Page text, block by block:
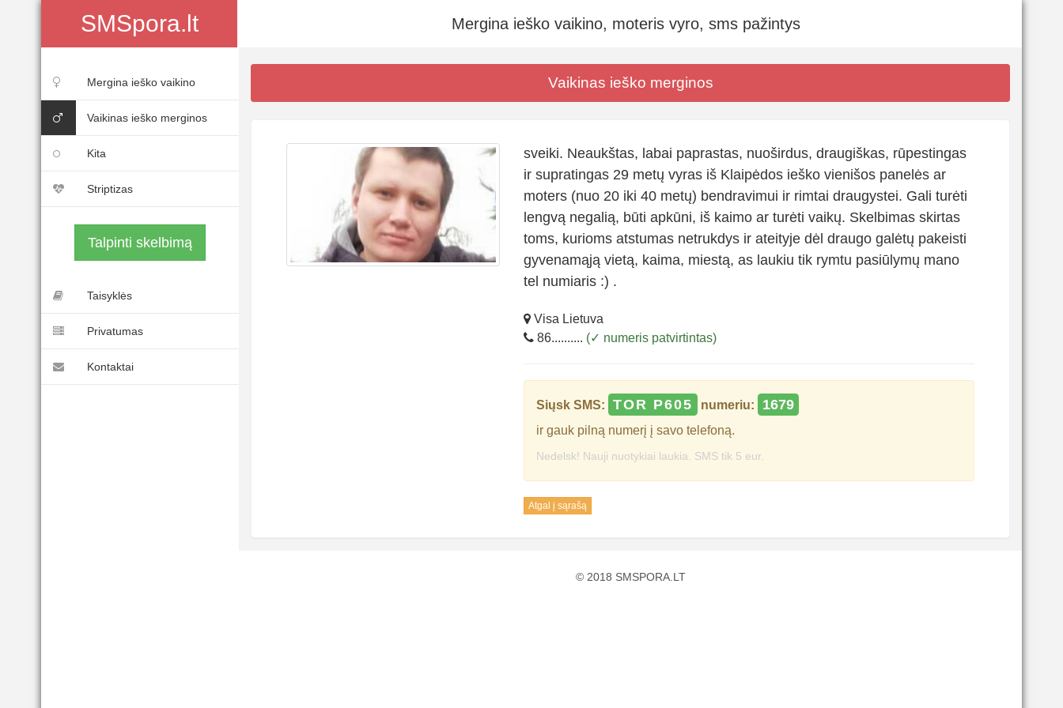
SMSpora.lt Mergina ieško vaikino, moteris vyro, sms pažintys
Mergina ieško vaikino
Vaikinas ieško merginos
Kita
Striptizas
Talpinti skelbimą
Taisyklės
Privatumas
Kontaktai
Vaikinas ieško merginos
sveiki. Neaukštas, labai paprastas, nuoširdus, draugiškas, rūpestingas
ir supratingas 29 metų vyras iš Klaipėdos ieško vienišos panelės ar
moters (nuo 20 iki 40 metų) bendravimui ir rimtai draugystei. Gali turėti
lengvą negalią, būti apkūni, iš kaimo ar turėti vaikų. Skelbimas skirtas
toms, kurioms atstumas netrukdys ir ateityje dėl draugo galėtų pakeisti
gyvenamąją vietą, kaima, miestą, as laukiu tik rymtu pasiūlymų mano
tel numiaris :) .
Visa Lietuva
86.......... (✓ numeris patvirtintas)
Siųsk SMS: TOR P605 numeriu: 1679
ir gauk pilną numerį į savo telefoną.
Nedelsk! Nauji nuotykiai laukia. SMS tik 5 eur.
Atgal į sąrašą
© 2018 SMSPORA.LT